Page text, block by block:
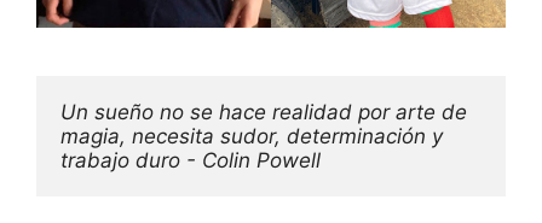
Un sueño no se hace realidad por arte de
magia, necesita sudor, determinación y
trabajo duro - Colin Powell